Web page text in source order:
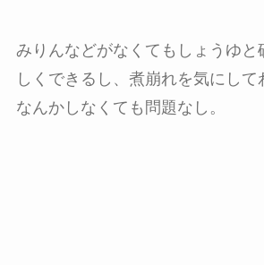
みりんなどがなくてもしょうゆと
しくできるし、煮崩れを気にして
なんかしなくても問題なし。